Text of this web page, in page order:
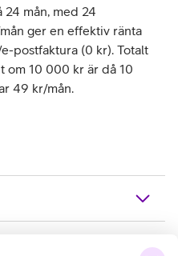
mån, med 24
ger en effektiv ränta
postfaktura (0 kr). Totalt
om 10 000 kr är då 10
49 kr/mån.